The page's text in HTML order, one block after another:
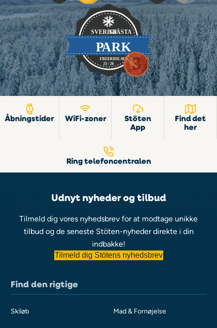
Åbningstider WiFi-zoner
Stöten
App
Find det
her
Ring telefoncentralen
Udnyt nyheder og tilbud
Tilmeld dig vores nyhedsbrev for at modtage unikke
tilbud og de seneste Stöten-nyheder direkte i din
indbakke!
Tilmeld dig Stötens nyhedsbrev
Find den rigtige
Skiløb Mad & Fornøjelse